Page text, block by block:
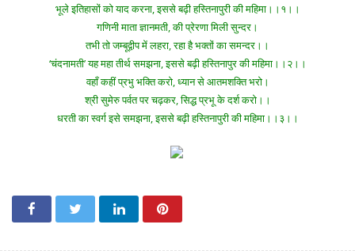
भूले इतिहासों को याद करना, इससे बढ़ी हस्तिनापुरी की महिमा।।१।।
गणिनी माता ज्ञानमती, की प्रेरणा मिली सुन्दर।
तभी तो जम्बूद्वीप में लहरा, रहा है भक्तों का समन्दर।।
‘चंदनामती’ यह महा तीर्थ समझना, इससे बढ़ी हस्तिनापुर की महिमा।।२।।
वहाँ कहीं प्रभु भक्ति करो, ध्यान से आतमशक्ति भरो।
श्री सुमेरु पर्वत पर चढ़कर, सिद्ध प्रभू के दर्श करो।।
धरती का स्वर्ग इसे समझना, इससे बढ़ी हस्तिनापुरी की महिमा।।३।।